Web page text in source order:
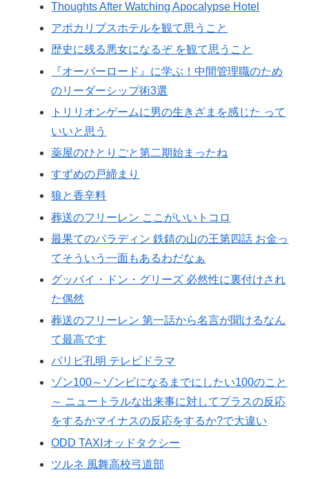
Thoughts After Watching Apocalypse Hotel
アポカリプスホテルを観て思うこと
歴史に残る悪女になるぞ を観て思うこと
『オーバーロード』に学ぶ！中間管理職のため
のリーダーシップ術3選
トリリオンゲームに男の生きざまを感じた って
いいと思う
薬屋のひとりごと第二期始まったね
すずめの戸締まり
狼と香辛料
葬送のフリーレン ここがいいトコロ
最果てのパラディン 鉄錆の山の王第四話 お金っ
てそういう一面もあるわだなぁ
グッバイ・ドン・グリーズ 必然性に裏付けされ
た偶然
葬送のフリーレン 第一話から名言が聞けるなん
て最高です
パリピ孔明 テレビドラマ
ゾン100～ゾンビになるまでにしたい100のこと
～ ニュートラルな出来事に対してプラスの反応
をするかマイナスの反応をするか?で大違い
ODD TAXIオッドタクシー
ツルネ 風舞高校弓道部